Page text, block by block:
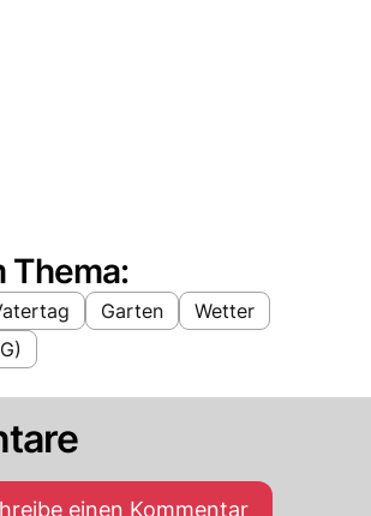
Thema:
Garten
Wetter
einen Kommentar